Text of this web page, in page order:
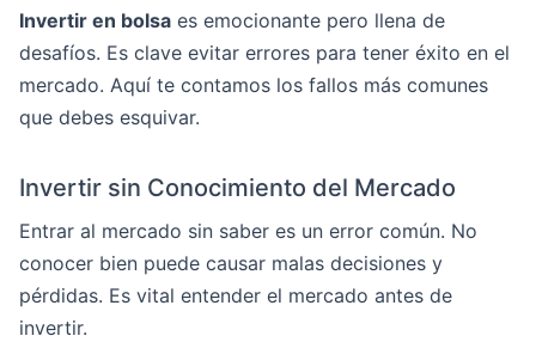
Invertir en bolsa es emocionante pero llena de
desafíos. Es clave evitar errores para tener éxito en el
mercado. Aquí te contamos los fallos más comunes
que debes esquivar.
Invertir sin Conocimiento del Mercado
Entrar al mercado sin saber es un error común. No
conocer bien puede causar malas decisiones y
pérdidas. Es vital entender el mercado antes de
invertir.